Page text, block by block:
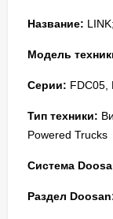
Название:
Модель
Серии: FDC05,
Тип техники:
Powered Trucks
Система
Раздел